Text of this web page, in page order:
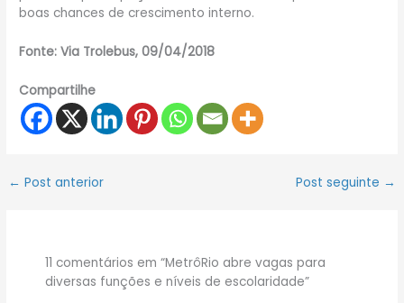
boas chances de crescimento interno.
Fonte: Via Trolebus, 09/04/2018
Compartilhe
← Post anterior Post seguinte →
11 comentários em “MetrôRio abre vagas para
diversas funções e níveis de escolaridade”